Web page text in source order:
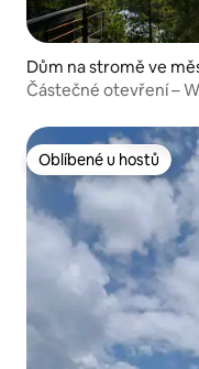
Dům na stromě ve
Částečné otevření –
Oblíbené u hostů
Oblíbené u hostů